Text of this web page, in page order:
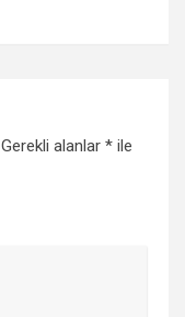
Gerekli alanlar * ile